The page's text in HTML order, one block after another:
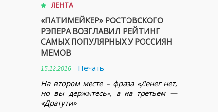
ЛЕНТА
«ПАТИМЕЙКЕР» РОСТОВСКОГО
РЭПЕРА ВОЗГЛАВИЛ РЕЙТИНГ
САМЫХ ПОПУЛЯРНЫХ У РОССИЯН
МЕМОВ
15.12.2016
Печать
На втором месте – фраза «Денег нет,
но вы держитесь», а на третьем —
«Дратути»